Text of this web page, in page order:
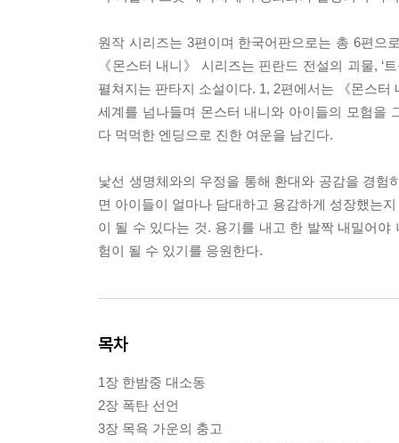
원작 시리즈는 3편이며 한국어판으로는 총 6편으
《몬스터 내니》 시리즈는 핀란드 전설의 괴물, ‘
펼쳐지는 판타지 소설이다. 1, 2편에서는 《몬스
세계를 넘나들며 몬스터 내니와 아이들의 모험을
다 먹먹한 엔딩으로 진한 여운을 남긴다.
낯선 생명체와의 우정을 통해 환대와 공감을 경
면 아이들이 얼마나 담대하고 용감하게 성장했는
이 될 수 있다는 것. 용기를 내고 한 발짝 내밀어
험이 될 수 있기를 응원한다.
목차
1장 한밤중 대소동
2장 폭탄 선언
3장 목욕 가운의 충고